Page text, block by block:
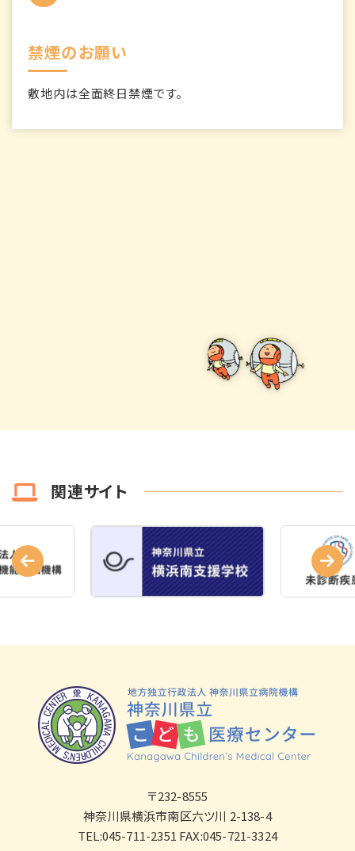
禁煙のお願い
敷地内は全面終日禁煙です。
関連サイト
〒232-8555
神奈川県横浜市南区六ツ川 2-138-4
TEL:045-711-2351 FAX:045-721-3324